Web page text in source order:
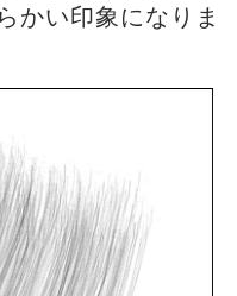
かい印象になりま